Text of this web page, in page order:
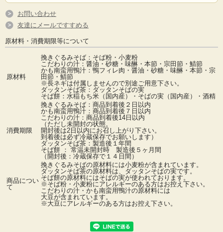
お問い合わせ
友達にメールですすめる
原材料・消費期限等について
原材料
挽きぐるみそば：そば粉・小麦粉
こだわりの汁：醤油・砂糖・味醂・本節・宗田節・鯖節
かも南蛮用鴨汁：鴨フィレ肉・醤油・砂糖・味醂・本節・宗
田節・鯖節
※長ネギは付属しませんので別途ご用意下さい。
ダッタンそば茶：ダッタンそばの実
そば餅：水稲もち米（国内産）・そばの実（国内産）・酒精
消費期限
挽きぐるみそば：商品到着後２日以内
かも南蛮用鴨汁：商品到着後７日以内
こだわりの汁：商品到着後14日以内
（ただし未開封の状態。
開封後は2日以内にお召し上がり下さい。
到着後は必ず冷蔵保存でお願いします）
ダッタンそば茶：製造後１年間
そば餅 ： 常温未開封時 製造後５ヶ月間
（開封後：冷蔵保存で１４日間）
商品につい
て
挽きぐるみそばの原材料には小麦粉が含まれています。
ダッタンそば茶の原材料は、ダッタンそばの実です。
そば餅の原材料にはそばの実が使われております。
※そば粉・小麦粉にアレルギーのある方はお控え下さい。
こだわりの汁・かも南蛮用鴨汁の原材料には
大豆が含まれています。
※大豆にアレルギーのある方はお控え下さい。